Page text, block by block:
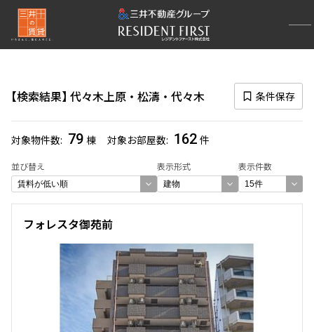
検索結果 代々木上原・松濤・代々木 条件保存
対象物件数 79 棟 対象お部屋数 162 件
並び替え 表示形式 表示件数
再検索ナビゲーション
選択中のエリア
代々木上原・松濤・代々木
(162)
選び方を変更する
検索対象お部屋数
162件
お部屋を再検索
フォレスタ御苑前